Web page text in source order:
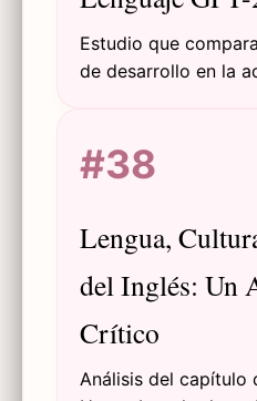
Estudio que
de desarrollo en la
en las etapas de
#38
Lengua,
del Inglés: Un
Crítico
Análisis del capítulo